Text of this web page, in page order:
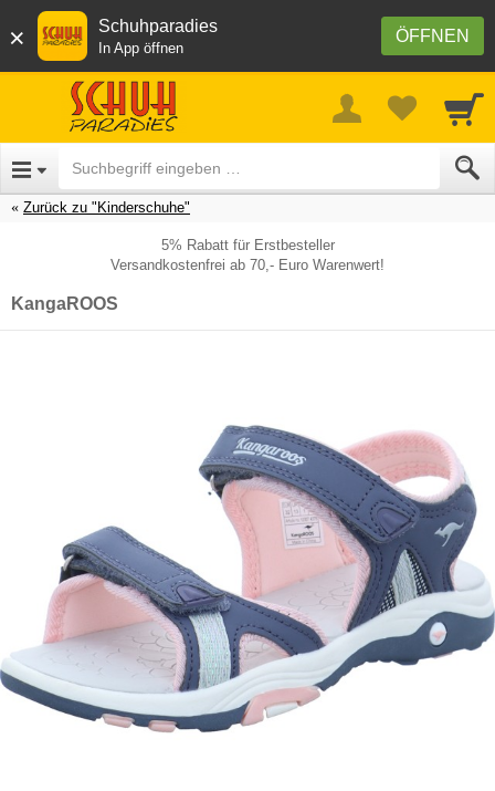
× ÖFFNEN
Schuhparadies
In App öffnen
Zurück zu "Kinderschuhe"
5% Rabatt für Erstbesteller
Versandkostenfrei ab 70,- Euro Warenwert!
KangaROOS